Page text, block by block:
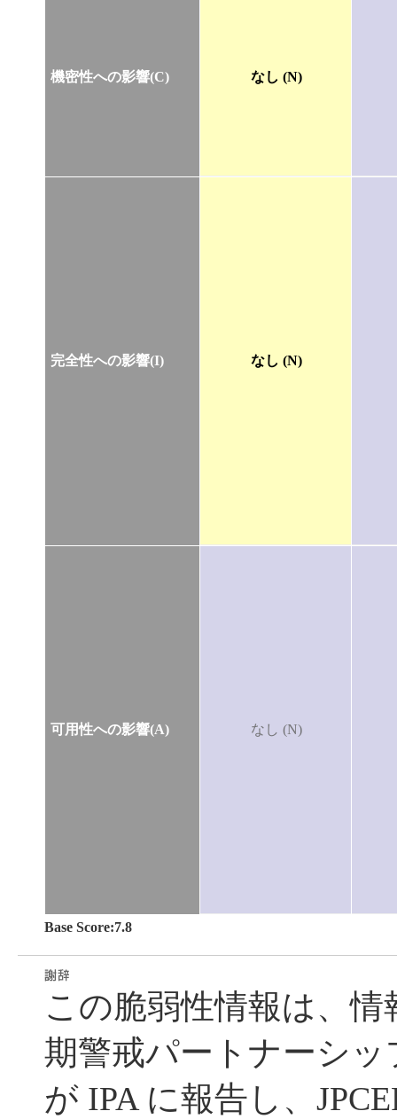
機密性への影響(C) なし (N)
完全性への影響(I) なし (N)
可用性への影響(A) なし (N)
Base Score:7.8
この脆弱性情報は、
期警戒パートナーシ
が IPA に報告し、